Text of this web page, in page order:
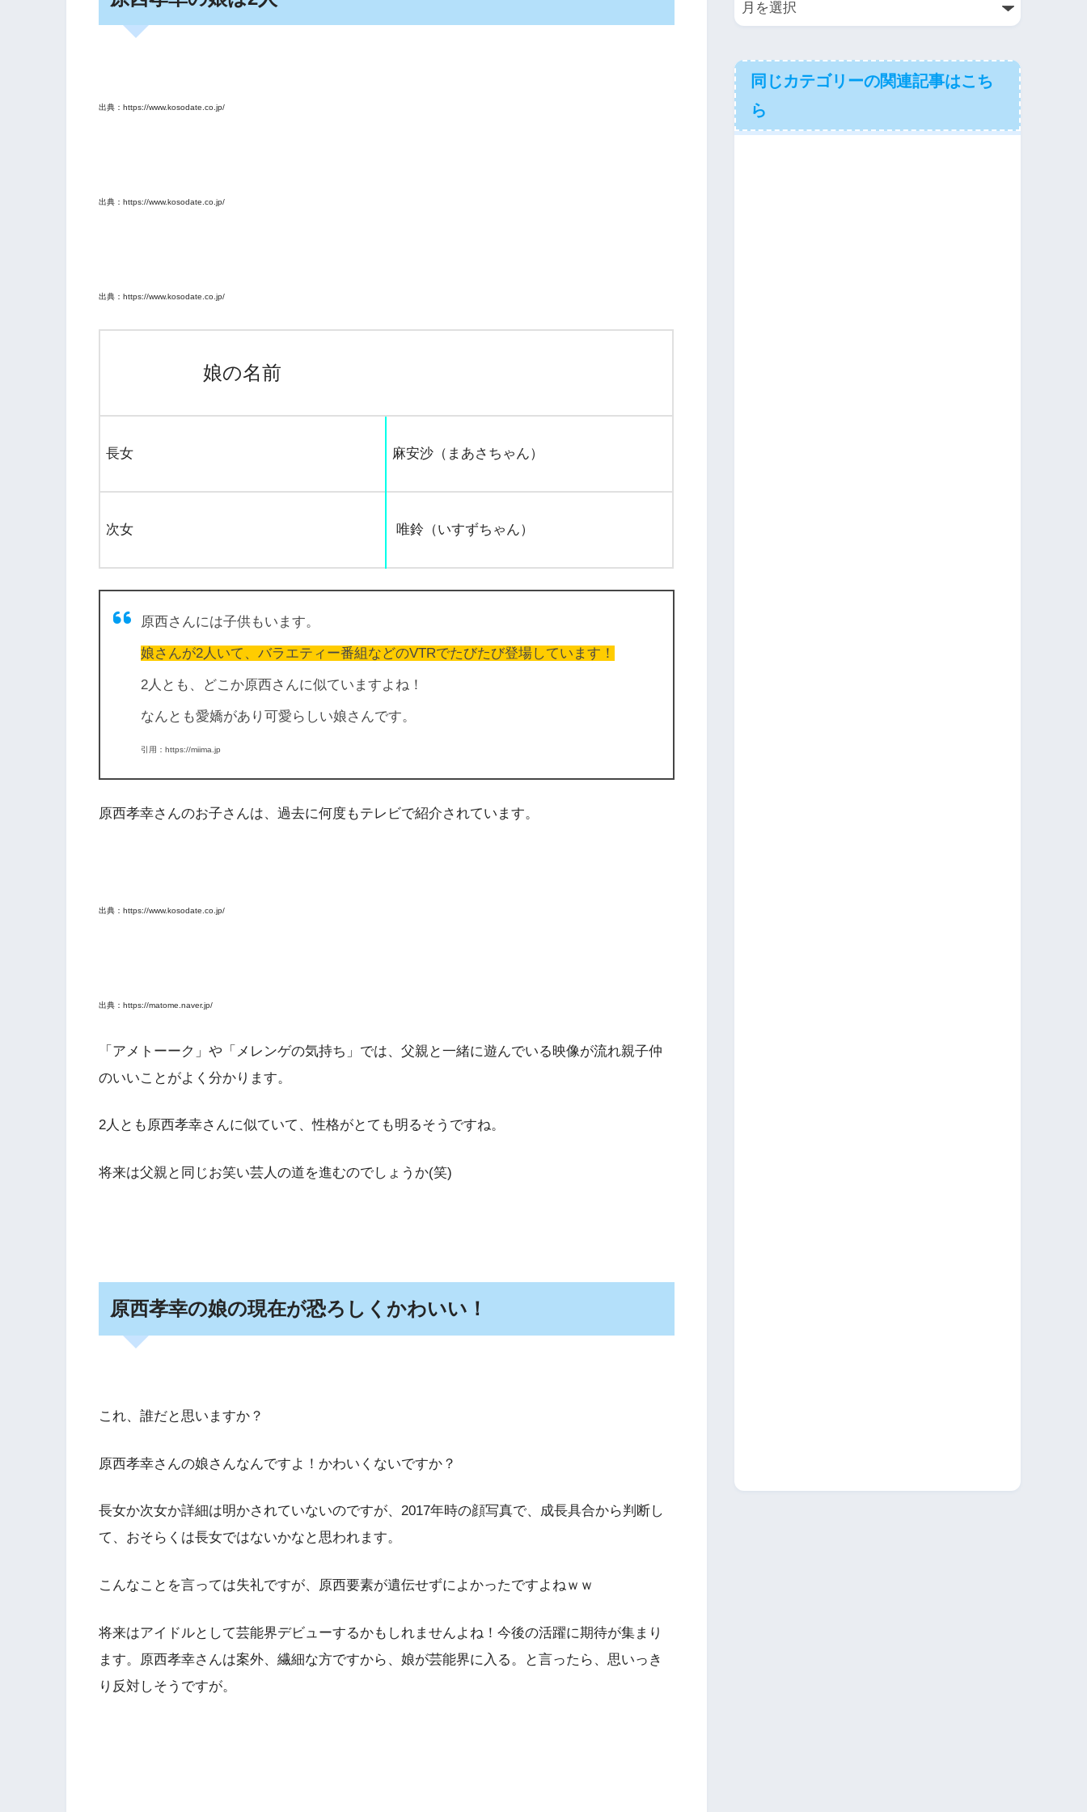
出典：https://www.kosodate.co.jp/
出典：https://www.kosodate.co.jp/
出典：https://www.kosodate.co.jp/
娘の名前
長女 麻安沙（まあさちゃん）
次女 唯鈴（いすずちゃん）
原西さんには子供もいます。
娘さんが2人いて、バラエティー番組などのVTRでたびたび登場しています！
2人とも、どこか原西さんに似ていますよね！
なんとも愛嬌があり可愛らしい娘さんです。
引用：https://miima.jp
原西孝幸さんのお子さんは、過去に何度もテレビで紹介されています。
出典：https://www.kosodate.co.jp/
出典：https://matome.naver.jp/
「 アメトーーク 」や「 メレンゲの気持ち 」では、父親と一緒に遊んでいる映像が流れ親子仲
のいいことがよく分かります。
2人とも原西孝幸さんに似ていて、性格がとても明るそうですね。
将来は父親と同じお笑い芸人の道を進むのでしょうか(笑)
原西孝幸の娘の現在が恐ろしくかわいい！
これ、誰だと思いますか？
原西孝幸さんの娘さんなんですよ！かわいくないですか？
長女か次女か詳細は明かされていないのですが、2017年時の顔写真で、成長具合から判断し
て、おそらくは長女ではないかなと思われます。
こんなことを言っては失礼ですが、原西要素が遺伝せずによかったですよねｗｗ
将来はアイドルとして芸能界デビューするかもしれませんよね！今後の活躍に期待が集まり
ます。原西孝幸さんは案外、繊細な方ですから、娘が芸能界に入る。と言ったら、思いっき
り反対しそうですが。
同じカテゴリーの関連記事はこち
ら